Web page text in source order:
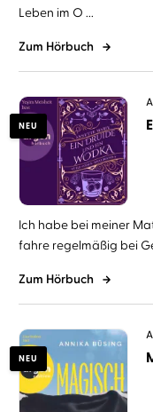
Leben im O ...
Zum Hörbuch
NEU
Ich habe bei meiner
fahre regelmäßig bei
Zum Hörbuch
NEU